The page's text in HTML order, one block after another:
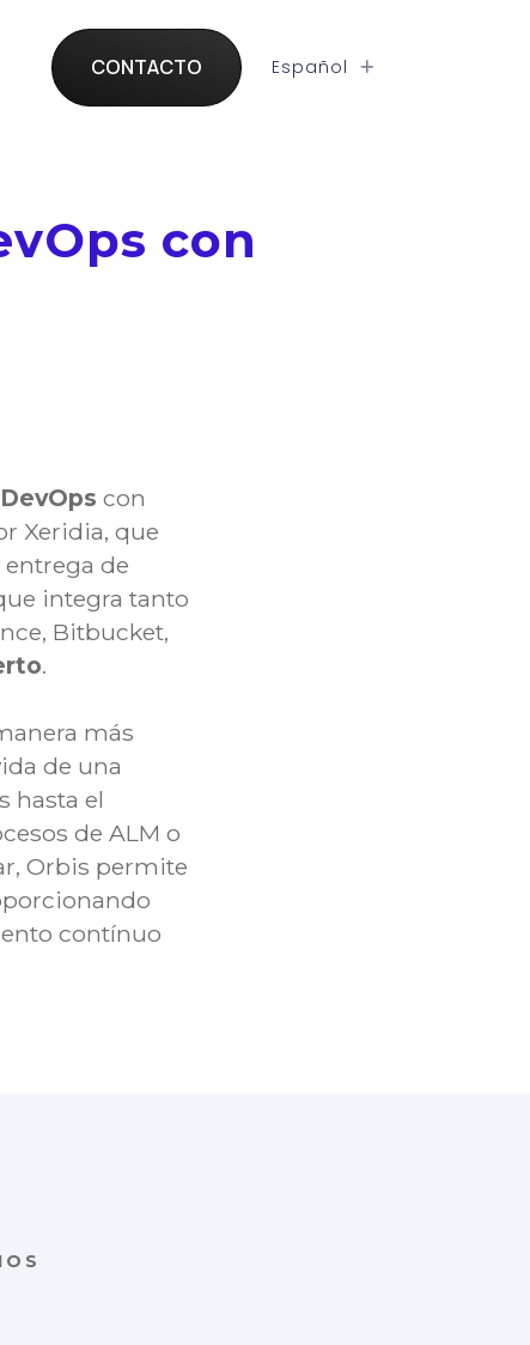
CONTACTO Español
con
DevOps con
Xeridia, que
de
integra tanto
Bitbucket,
.
más
de una
hasta el
de ALM o
Orbis permite
contínuo